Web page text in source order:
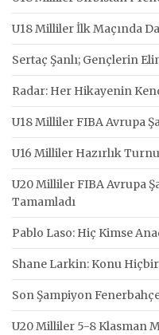
U18 Milliler İlk Maçında
Sertaç Şanlı; Gençlerin
Radar: Her Hikayenin
U18 Milliler FIBA Avrupa
U16 Milliler Hazırlık
U20 Milliler FIBA Avrupa
Tamamladı
Pablo Laso: Hiç Kimse
Shane Larkin: Konu
Son Şampiyon
U20 Milliler 5-8 Klasman